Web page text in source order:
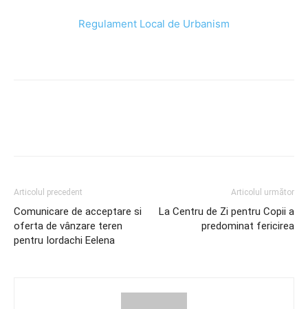
Regulament Local de Urbanism
Articolul precedent
Comunicare de acceptare si
oferta de vânzare teren
pentru Iordachi Eelena
Articolul următor
La Centru de Zi pentru Copii a
predominat fericirea